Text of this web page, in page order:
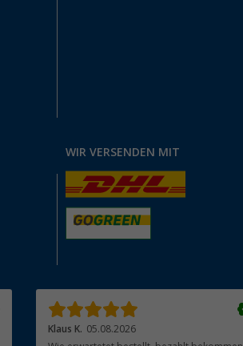
WIR VERSENDEN MIT
Klaus K. 05.08.2026